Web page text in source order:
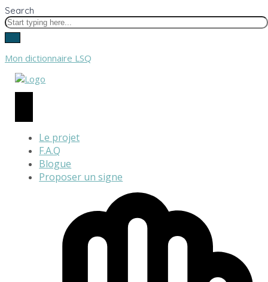
Search
Mon dictionnaire LSQ
Le projet
F.A.Q
Blogue
Proposer un signe